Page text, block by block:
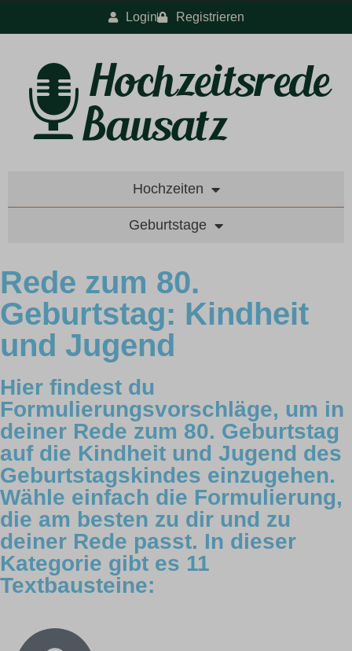
Login Registrieren
Hochzeiten
Geburtstage
Rede zum 80.
Geburtstag: Kindheit
und Jugend
Hier findest du
Formulierungsvorschläge, um in
deiner Rede zum 80. Geburtstag
auf die Kindheit und Jugend des
Geburtstagskindes einzugehen.
Wähle einfach die Formulierung,
die am besten zu dir und zu
deiner Rede passt. In dieser
Kategorie gibt es 11
Textbausteine: